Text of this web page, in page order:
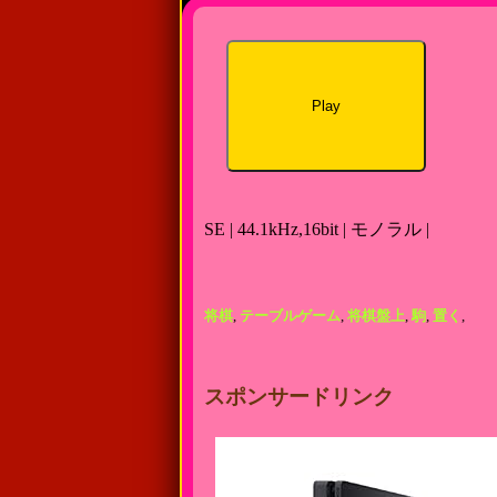
Play
SE | 44.1kHz,16bit | モノラル |
将棋, テーブルゲーム, 将棋盤上,駒, 置く ,
スポンサードリンク